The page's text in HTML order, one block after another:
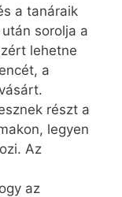
a tanáraik
sorolja a
lehetne
a
részt a
legyen
Az
az